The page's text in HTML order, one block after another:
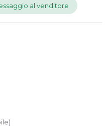
al venditore